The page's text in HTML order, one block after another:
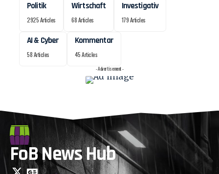
Politik
2925 Articles
Wirtschaft
68 Articles
Investigativ
179 Articles
AI & Cyber
58 Articles
Kommentar
45 Articles
- Advertisement -
FoB News Hub